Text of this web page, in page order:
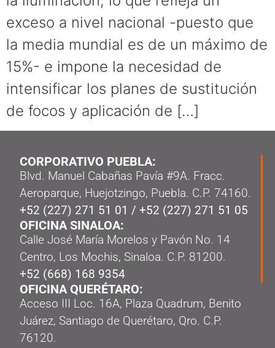
exceso a nivel nacional -puesto que
la media mundial es de un máximo de
15%- e impone la necesidad de
intensificar los planes de sustitución
de focos y aplicación de […]
CORPORATIVO PUEBLA:
Blvd. Manuel Cabañas Pavía #9A. Fracc.
Aeroparque, Huejotzingo, Puebla. C.P. 74160.
+52 (227) 271 51 01 / +52 (227) 271 51 05
OFICINA SINALOA:
Calle José María Morelos y Pavón No. 14
Centro, Los Mochis, Sinaloa. C.P. 81200.
+52 (668) 168 9354
OFICINA QUERÉTARO:
Acceso III Loc. 16A, Plaza Quadrum, Benito
Juárez, Santiago de Querétaro, Qro. C.P.
76120.